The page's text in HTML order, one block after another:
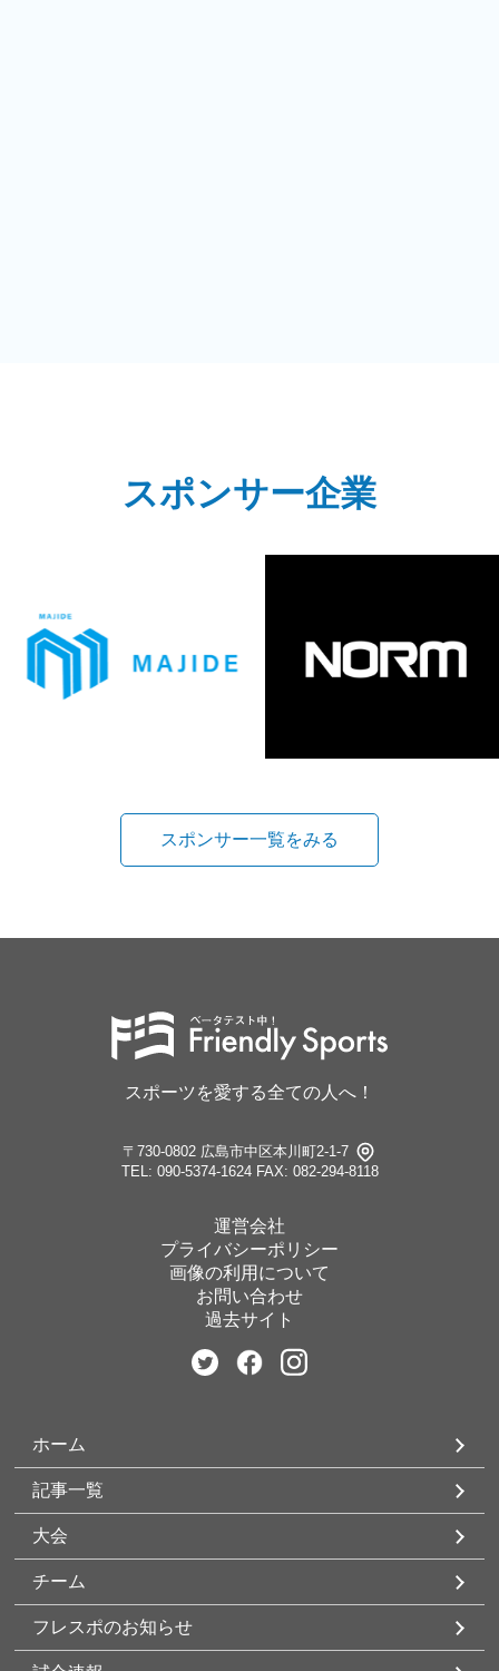
スポンサー企業
スポンサー一覧をみる
スポーツを愛する全ての人へ！
〒730-0802 広島市中区本川町2-1-7
TEL: 090-5374-1624 FAX: 082-294-8118
運営会社
プライバシーポリシー
画像の利用について
お問い合わせ
過去サイト
ホーム
記事一覧
大会
チーム
フレスポのお知らせ